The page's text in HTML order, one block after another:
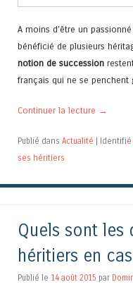
A moins d’être un
bénéficié de plusieurs
notion de succession
français qui ne se penchent
Continuer la lecture →
Publié dans Actualité | Identifié
ses héritiers
Quels sont les
héritiers en
Publié le 14 août 2015 par